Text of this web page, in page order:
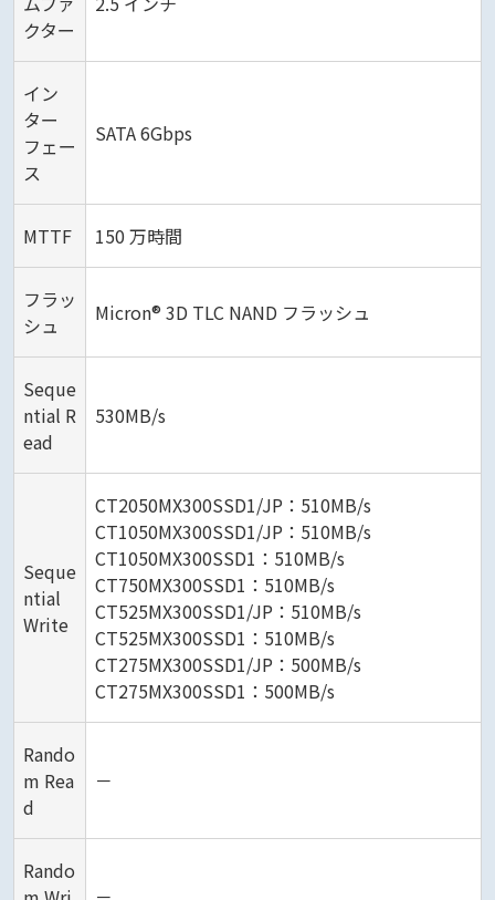
クター
イン
ター
フェー
ス
SATA 6Gbps
MTTF 150 万時間
フラッ
シュ
Micron® 3D TLC NAND フラッシュ
Seque
ntial R
ead
530MB/s
Seque
ntial
Write
CT2050MX300SSD1/JP：510MB/s
CT1050MX300SSD1/JP：510MB/s
CT1050MX300SSD1：510MB/s
CT750MX300SSD1：510MB/s
CT525MX300SSD1/JP：510MB/s
CT525MX300SSD1：510MB/s
CT275MX300SSD1/JP：500MB/s
CT275MX300SSD1：500MB/s
Rando
m Rea
d
－
Rando